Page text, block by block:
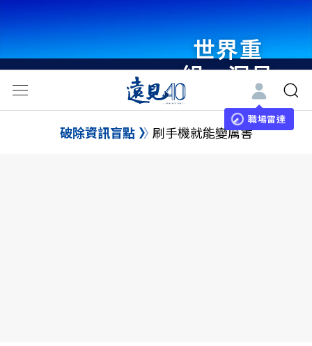
世界重
組・洞見
未來 與
世界領袖
職場雷達
破除資訊盲點 刷手機就能變厲害